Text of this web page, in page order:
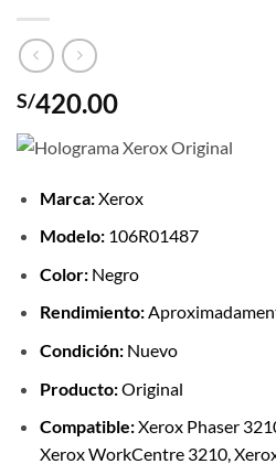
S/420.00
Marca:Xerox
Modelo:106R01487
Color:Negro
Rendimiento:
Condición:Nuevo
Producto:Original
Compatible:Xerox Phaser
Xerox WorkCentre 3210,